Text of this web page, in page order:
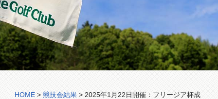
年間スケジュール
宿泊・姉妹コース
アクセス
HOME > 競技会結果 > 2025年1月22日開催：フリージア杯成